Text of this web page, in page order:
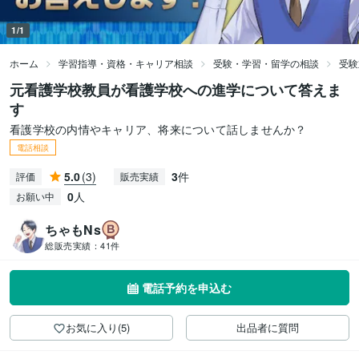
1/1
ホーム 学習指導・資格・キャリア相談 受験・学習・留学の相談 受
元看護学校教員が看護学校への進学について答えま
す
看護学校の内情やキャリア、将来について話しませんか？
電話相談
評価 5.0(3) 販売実績 3件
お願い中 0人
ちゃもNs
総販売実績： 41件
電話予約を申込む
お気に入り(5) 出品者に質問